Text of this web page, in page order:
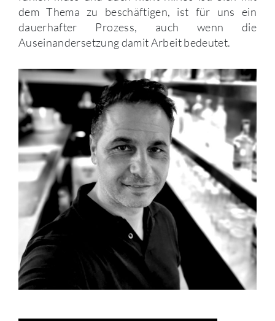
dem Thema zu beschäftigen, ist für uns ein
dauerhafter Prozess, auch wenn die
Auseinandersetzung damit Arbeit bedeutet.